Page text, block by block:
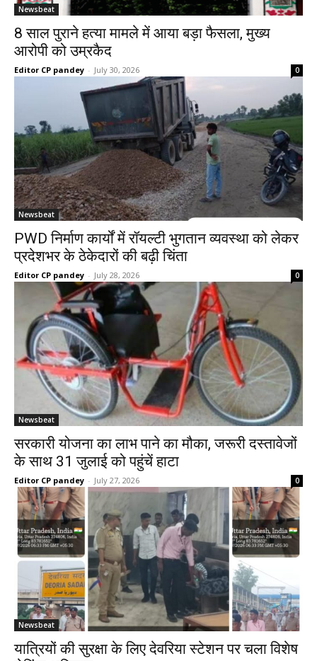
Newsbeat
8 साल पुराने हत्या मामले में आया बड़ा फैसला, मुख्य
आरोपी को उम्रकैद
Editor CP pandey - July 30, 2026 0
Newsbeat
PWD निर्माण कार्यों में रॉयल्टी भुगतान व्यवस्था को लेकर
प्रदेशभर के ठेकेदारों की बढ़ी चिंता
Editor CP pandey - July 28, 2026 0
Newsbeat
सरकारी योजना का लाभ पाने का मौका, जरूरी दस्तावेजों
के साथ 31 जुलाई को पहुंचें हाटा
Editor CP pandey - July 27, 2026 0
Newsbeat
यात्रियों की सुरक्षा के लिए देवरिया स्टेशन पर चला विशेष